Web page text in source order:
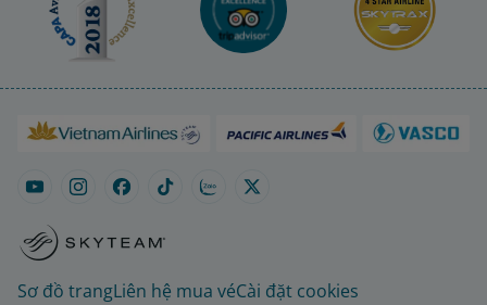
Sơ đồ trangLiên hệ mua véCài đặt cookies